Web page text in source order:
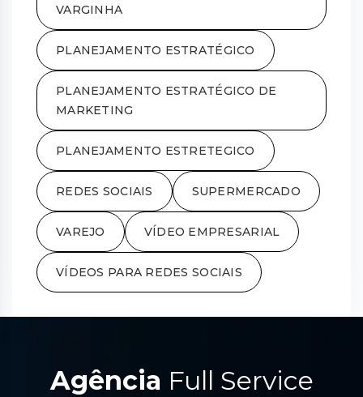
VARGINHA
PLANEJAMENTO ESTRATÉGICO
PLANEJAMENTO ESTRATÉGICO DE
MARKETING
PLANEJAMENTO ESTRETEGICO
REDES SOCIAIS SUPERMERCADO
VAREJO VÍDEO EMPRESARIAL
VÍDEOS PARA REDES SOCIAIS
Agência Full Service